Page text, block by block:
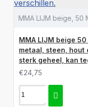
MMA LIJM beige, 50
MMA LIJM beige
metaal, steen,
sterk geheel, kan
€24,75